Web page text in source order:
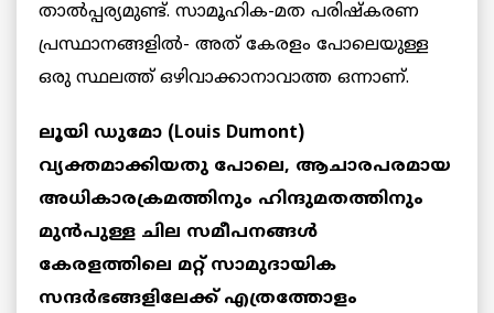
താൽപ്പര്യമുണ്ട്. സാമൂഹിക-മത പരിഷ്കരണ
പ്രസ്ഥാനങ്ങളിൽ- അത് കേരളം പോലെയുള്ള
ഒരു സ്ഥലത്ത് ഒഴിവാക്കാനാവാത്ത ഒന്നാണ്.
ലൂയി ഡുമോ (Louis Dumont)
വ്യക്തമാക്കിയതു പോലെ, ആചാരപരമായ
അധികാരക്രമത്തിനും ഹിന്ദുമതത്തിനും
മുൻപുള്ള ചില സമീപനങ്ങൾ
കേരളത്തിലെ മറ്റ് സാമുദായിക
സന്ദർഭങ്ങളിലേക്ക് എത്രത്തോളം